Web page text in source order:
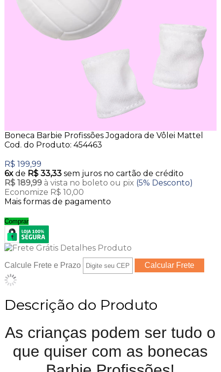
Boneca Barbie Profissões Jogadora de Vôlei Mattel
Cod. do Produto: 454463
R$ 199,99
6xde R$ 33,33 sem juros no cartão de crédito
R$ 189,99 à vista no boleto ou pix (5% Desconto)
Economize R$ 10,00
Mais formas de pagamento
Comprar
Calcule Frete e Prazo
Descrição do Produto
As crianças podem ser tudo o
que quiser com as bonecas